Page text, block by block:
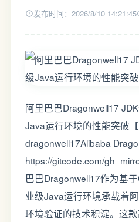
发布时间：2026/8/10 14:21:45
阿里巴巴Dragonwell17
Java运行环境的性能突破【
dragonwell17Alibaba
https://gitcode.com/
巴巴Dragonwell17作为基
业级Java运行环境承载着
环境验证的技术积淀。这